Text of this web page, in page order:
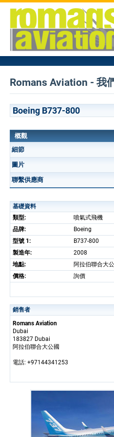
Romans Aviation - 我
Boeing B737-800
概觀
細節
圖片
聯繫供應商
基礎資料
類型:
噴氣式飛機
品牌:
Boeing
型號 1:
B737-800
製造年:
2008
地點:
阿拉伯聯合大
價格:
詢價
銷售者
Romans Aviation
Dubai
183827 Dubai
阿拉伯聯合大公國
電話: +97144341253